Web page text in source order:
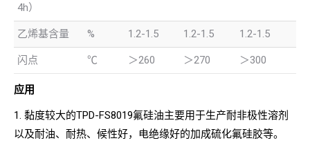
4h）
乙烯基含量 % 1.2-1.5 1.2-1.5 1.2-1.5
闪点 ℃ ＞260 ＞270 ＞300
应用
1. 黏度较大的TPD-FS8019氟硅油主要用于生产耐非极性溶剂
以及耐油、耐热、候性好，电绝缘好的加成硫化氟硅胶等。